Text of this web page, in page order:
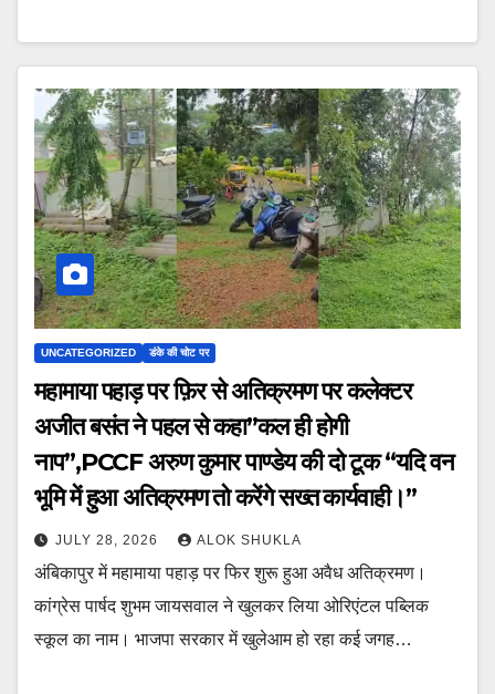
UNCATEGORIZED डंके की चोट पर
महामाया पहाड़ पर फ़िर से अतिक्रमण पर कलेक्टर
अजीत बसंत ने पहल से कहा”कल ही होगी
नाप”,PCCF अरुण कुमार पाण्डेय की दो टूक “यदि वन
भूमि में हुआ अतिक्रमण तो करेंगे सख्त कार्यवाही।”
JULY 28, 2026 ALOK SHUKLA
अंबिकापुर में महामाया पहाड़ पर फिर शुरू हुआ अवैध अतिक्रमण।
कांग्रेस पार्षद शुभम जायसवाल ने खुलकर लिया ओरिएंटल पब्लिक
स्कूल का नाम। भाजपा सरकार में खुलेआम हो रहा कई जगह…